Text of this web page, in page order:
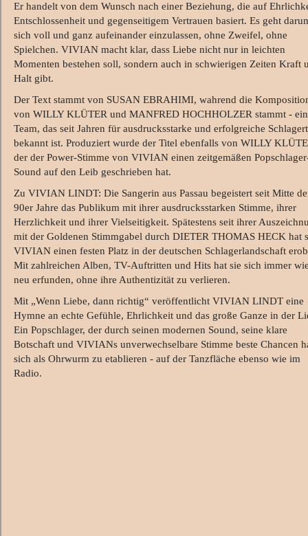
Er handelt von dem Wunsch nach einer Beziehung, die auf
Entschlossenheit und gegenseitigem Vertrauen basiert. Es geht
sich voll und ganz aufeinander einzulassen, ohne Zweifel, ohne
Spielchen. VIVIAN macht klar, dass Liebe nicht nur in leichten
Momenten bestehen soll, sondern auch in schwierigen Zeiten Kraft
Halt gibt.
Der Text stammt von SUSAN EBRAHIMI, wahrend die
von WILLY KLÜTER und MANFRED HOCHHOLZER stammt -
Team, das seit Jahren für ausdrucksstarke und erfolgreiche
bekannt ist. Produziert wurde der Titel ebenfalls von WILLY
der der Power-Stimme von VIVIAN einen zeitgemäßen
Sound auf den Leib geschrieben hat.
Zu VIVIAN LINDT: Die Sangerin aus Passau begeistert seit Mitte
90er Jahre das Publikum mit ihrer ausdrucksstarken Stimme, ihrer
Herzlichkeit und ihrer Vielseitigkeit. Spätestens seit ihrer
mit der Goldenen Stimmgabel durch DIETER THOMAS HECK hat
VIVIAN einen festen Platz in der deutschen Schlagerlandschaft
Mit zahlreichen Alben, TV-Auftritten und Hits hat sie sich immer
neu erfunden, ohne ihre Authentizität zu verlieren.
Mit „Wenn Liebe, dann richtig“ veröffentlicht VIVIAN LINDT eine
Hymne an echte Gefühle, Ehrlichkeit und das große Ganze in der
Ein Popschlager, der durch seinen modernen Sound, seine klare
Botschaft und VIVIANs unverwechselbare Stimme beste Chancen
sich als Ohrwurm zu etablieren - auf der Tanzfläche ebenso wie im
Radio.